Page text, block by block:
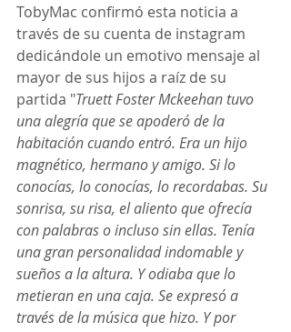
TobyMac confirmó esta noticia a
través de su cuenta de instagram
dedicándole un emotivo mensaje al
mayor de sus hijos a raíz de su
partida "Truett Foster Mckeehan tuvo
una alegría que se apoderó de la
habitación cuando entró. Era un hijo
magnético, hermano y amigo. Si lo
conocías, lo conocías, lo recordabas. Su
sonrisa, su risa, el aliento que ofrecía
con palabras o incluso sin ellas. Tenía
una gran personalidad indomable y
sueños a la altura. Y odiaba que lo
metieran en una caja. Se expresó a
través de la música que hizo. Y por